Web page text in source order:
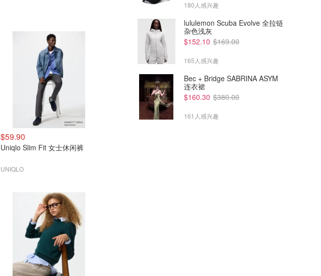
$59.90
Uniqlo Slim Fit 女士休闲裤
UNIQLO
180人感兴趣
lululemon Scuba Evolve 全拉链
杂色浅灰
$152.10 $169.00
165人感兴趣
Bec + Bridge SABRINA ASYM
连衣裙
$160.30 $380.00
161人感兴趣